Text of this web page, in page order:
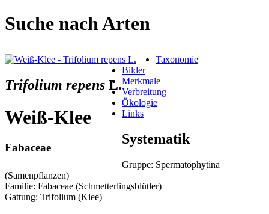
Suche nach Arten
Trifolium repens L.
Weiß-Klee
Fabaceae
Taxonomie
Bilder
Merkmale
Verbreitung
Ökologie
Links
Systematik
Gruppe: Spermatophytina
(Samenpflanzen)
Familie: Fabaceae (Schmetterlingsblütler)
Gattung: Trifolium (Klee)